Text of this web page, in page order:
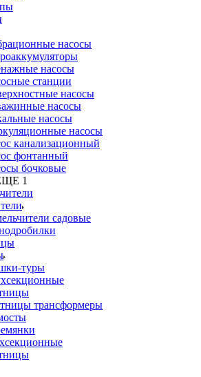
насосы
насосы
станции
насосы
насосы
насосы
насосы
канализационный
фонтанный
бочковые
1
садовые
туры
трансформеры